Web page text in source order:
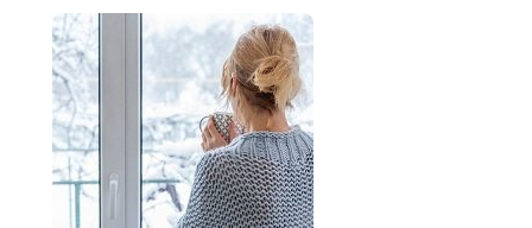
изменения в законодательстве
трудовые отношения НДС